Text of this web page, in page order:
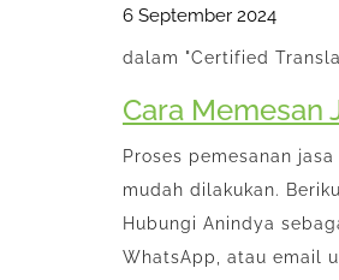
6 September 2024
dalam "Certified
Cara Memesan
Proses pemesanan
mudah dilakukan.
Hubungi Anindya
WhatsApp, atau email